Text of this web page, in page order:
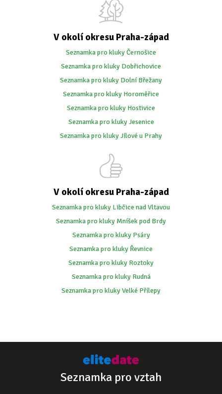
V okolí okresu Praha-západ
Seznamka pro kluky Černošice
Seznamka pro kluky Dobřichovice
Seznamka pro kluky Dolní Břežany
Seznamka pro kluky Horoměřice
Seznamka pro kluky Hostivice
Seznamka pro kluky Jesenice
Seznamka pro kluky Jílové u Prahy
V okolí okresu Praha-západ
Seznamka pro kluky Libčice nad Vltavou
Seznamka pro kluky Mníšek pod Brdy
Seznamka pro kluky Psáry
Seznamka pro kluky Řevnice
Seznamka pro kluky Roztoky
Seznamka pro kluky Rudná
Seznamka pro kluky Velké Přílepy
Seznamka pro vztah